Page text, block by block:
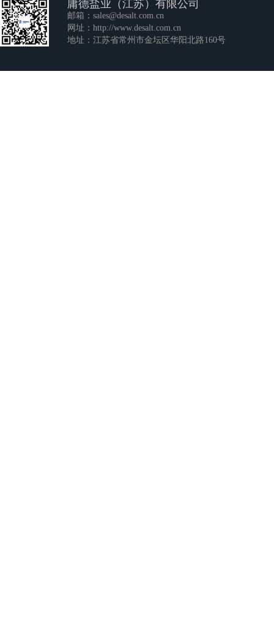
庸德盐业（江苏）有限公司
邮箱： sales@desalt.com.cn
网址： http://www.desalt.com.cn
地址：江苏省常州市金坛区华阳北路160号